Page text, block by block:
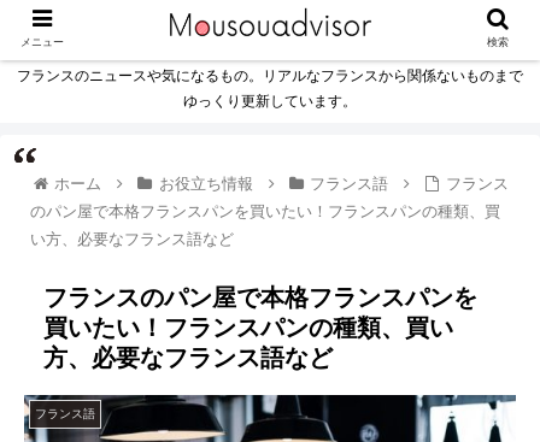
フランスのニュースや気になるもの。リアルなフランスから関係ないものまで
ゆっくり更新しています。
ホーム お役立ち情報 フランス語
フランス
のパン屋で本格フランスパンを買いたい！フランスパンの種類、買
い方、必要なフランス語など
フランスのパン屋で本格フランスパンを
買いたい！フランスパンの種類、買い
方、必要なフランス語など
フランス語
メニュー 検索